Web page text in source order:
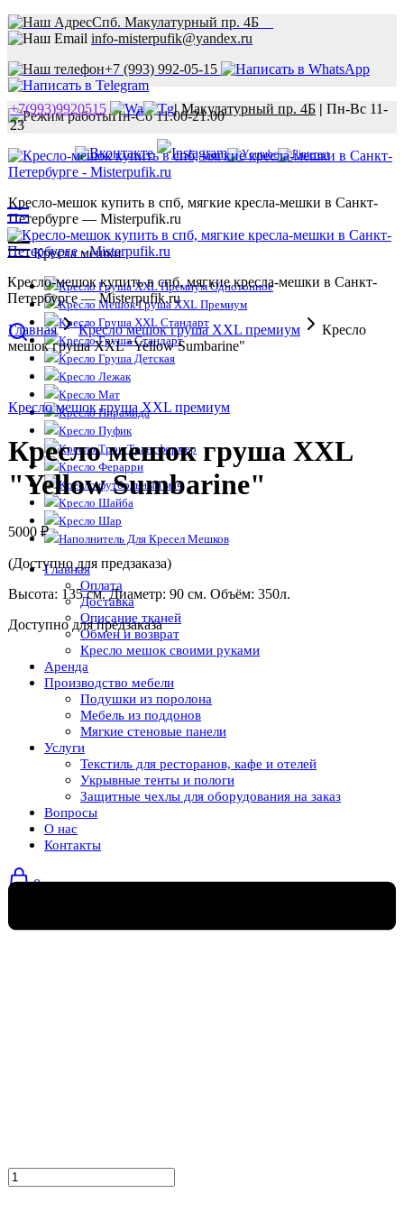
Спб. Макулатурный пр. 4Б
info-misterpufik@yandex.ru
+7 (993) 992-05-15
Пн-Сб 11.00-21.00
+7(993)9920515 | Макулатурный пр. 4Б | Пн-Вс 11-
23
Кресло-мешок купить в спб, мягкие кресла-мешки в Санкт-
Петербурге — Misterpufik.ru
Кресла мешки
Кресло Груша XXL Премиум Однотонное
Кресло Мешок Груша XXL Премиум
Кресло Груша XXL Стандарт
Кресло Груша Стандарт
Кресло Груша Детская
Кресло Лежак
Кресло Мат
Кресло Пирамида
Кресло Пуфик
Кресло Трон Трансформер
Кресло Ферарри
Кресло футбольный мяч
Кресло Шайба
Кресло Шар
Наполнитель Для Кресел Мешков
Главная
Оплата
Доставка
Описание тканей
Обмен и возврат
Кресло мешок своими руками
Аренда
Производство мебели
Подушки из поролона
Мебель из поддонов
Мягкие стеновые панели
Услуги
Текстиль для ресторанов, кафе и отелей
Укрывные тенты и пологи
Защитные чехлы для оборудования на заказ
Вопросы
О нас
Контакты
0
Кресло-мешок купить в спб, мягкие кресла-мешки в Санкт-
Петербурге — Misterpufik.ru
Главная Кресло мешок груша XXL премиум
Кресло
мешок груша XXL "Yellow Sumbarine"
Кресло мешок груша XXL премиум
Кресло мешок груша XXL
"Yellow Sumbarine"
5000 ₽
(Доступно для предзаказа)
Высота: 135 см. Диаметр: 90 см. Объём: 350л.
Доступно для предзаказа
Количество
товара